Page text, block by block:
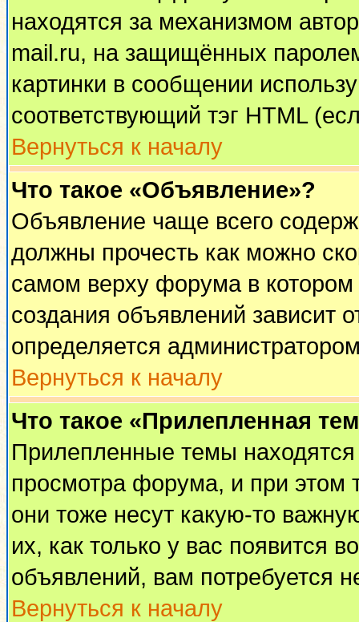
находятся за механизмом
mail.ru, на защищённых
картинки в сообщении
соответствующий тэг HTML
Вернуться к началу
Что такое «Объявление»?
Объявление чаще всего
должны прочесть как можно
самом верху форума в
создания объявлений зависит
определяется
Вернуться к началу
Что такое «Прилепленная
Прилепленные темы
просмотра форума, и при этом
они тоже несут какую-то
их, как только у вас появится
объявлений, вам потребуется
Вернуться к началу